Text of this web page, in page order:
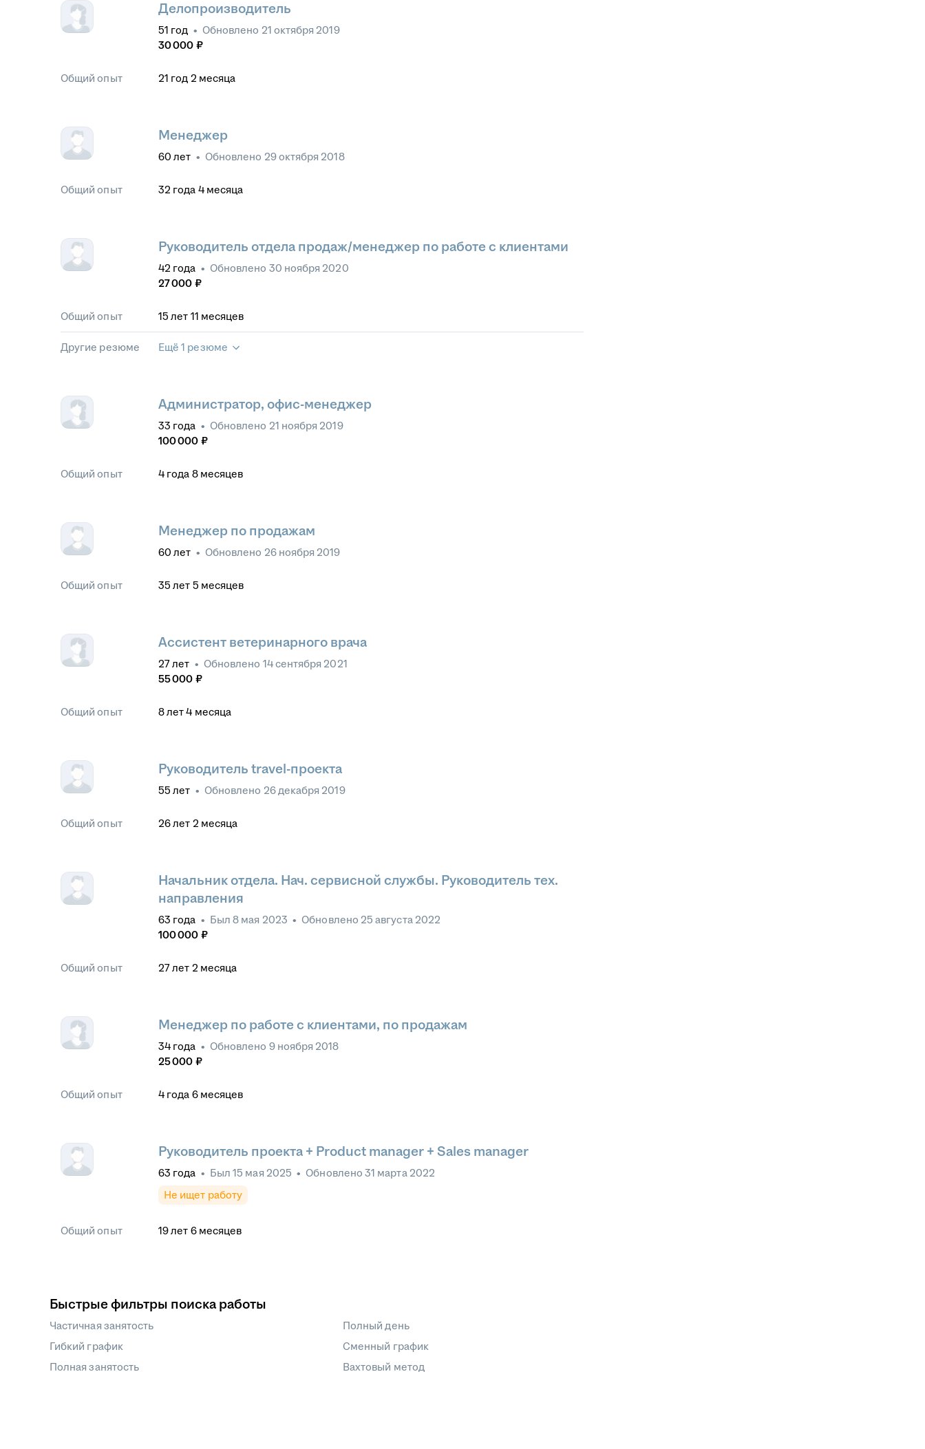
Делопроизводитель
51 год • Обновлено 21 октября 2019
30 000 ₽
Общий опыт 21 год 2 месяца
Менеджер
60 лет • Обновлено 29 октября 2018
Общий опыт 32 года 4 месяца
Руководитель отдела продаж/менеджер по работе с клиентами
42 года • Обновлено 30 ноября 2020
27 000 ₽
Общий опыт 15 лет 11 месяцев
Другие резюме Ещё 1 резюме
Администратор, офис-менеджер
33 года • Обновлено 21 ноября 2019
100 000 ₽
Общий опыт 4 года 8 месяцев
Менеджер по продажам
60 лет • Обновлено 26 ноября 2019
Общий опыт 35 лет 5 месяцев
Ассистент ветеринарного врача
27лет • Обновлено 14 сентября 2021
55 000 ₽
Общий опыт 8лет 4 месяца
Руководитель travel-проекта
55 лет • Обновлено 26 декабря 2019
Общий опыт 26лет 2 месяца
Начальник отдела. Нач. сервисной службы. Руководитель тех.
направления
63 года • Был 8 мая 2023 • Обновлено 25 августа 2022
100 000 ₽
Общий опыт 27лет 2 месяца
Менеджер по работе с клиентами, по продажам
34 года • Обновлено 9 ноября 2018
25 000 ₽
Общий опыт 4 года 6 месяцев
Руководитель проекта + Product manager + Sales manager
63 года • Был 15 мая 2025 • Обновлено31 марта 2022
Не ищет работу
Общий опыт 19лет 6 месяцев
Быстрые фильтры поиска работы
Частичная занятость
Гибкий график
Полная занятость
Полный день
Сменный график
Вахтовый метод